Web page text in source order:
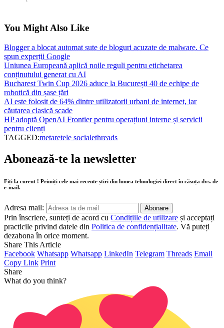
You Might Also Like
Blogger a blocat automat sute de bloguri acuzate de malware. Ce
spun experții Google
Uniunea Europeană aplică noile reguli pentru etichetarea
conținutului generat cu AI
Bucharest Twin Cup 2026 aduce la București 40 de echipe de
robotică din șase țări
AI este folosit de 64% dintre utilizatorii urbani de internet, iar
căutarea clasică scade
HP adoptă OpenAI Frontier pentru operațiuni interne și servicii
pentru clienți
TAGGED:metaretele socialethreads
Abonează-te la newsletter
Fiți la curent ! Primiți cele mai recente știri din lumea tehnologiei direct în căsuța dvs. de
e-mail.
Adresa mail:
Prin înscriere, sunteți de acord cu Condițiile de utilizare și acceptați
practicile privind datele din Politica de confidențialitate. Vă puteți
dezabona în orice moment.
Share This Article
Facebook Whatsapp Whatsapp LinkedIn Telegram Threads Email
Copy Link Print
Share
What do you think?